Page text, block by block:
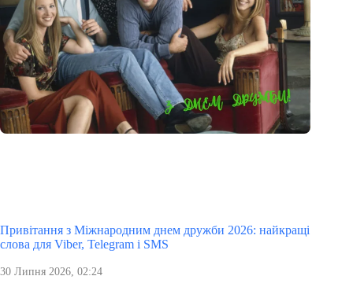
Привітання з Міжнародним днем дружби 2026: найкращі
слова для Viber, Telegram і SMS
30 Липня 2026, 02:24